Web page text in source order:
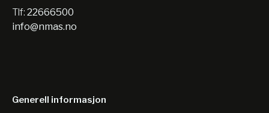
Tlf: 22666500
info@nmas.no
Generell informasjon